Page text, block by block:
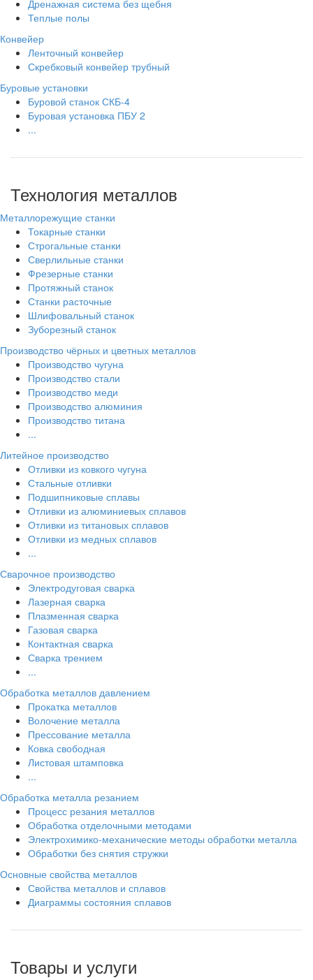
Дренажная система без щебня
Теплые полы
Конвейер
Ленточный конвейер
Скребковый конвейер трубный
Буровые установки
Буровой станок СКБ-4
Буровая установка ПБУ 2
...
Технология металлов
Металлорежущие станки
Токарные станки
Строгальные станки
Сверлильные станки
Фрезерные станки
Протяжный станок
Станки расточные
Шлифовальный станок
Зуборезный станок
Производство чёрных и цветных металлов
Производство чугуна
Производство стали
Производство меди
Производство алюминия
Производство титана
...
Литейное производство
Отливки из ковкого чугуна
Стальные отливки
Подшипниковые сплавы
Отливки из алюминиевых сплавов
Отливки из титановых сплавов
Отливки из медных сплавов
...
Сварочное производство
Электродуговая сварка
Лазерная сварка
Плазменная сварка
Газовая сварка
Контактная сварка
Сварка трением
...
Обработка металлов давлением
Прокатка металлов
Волочение металла
Прессование металла
Ковка свободная
Листовая штамповка
...
Обработка металла резанием
Процесс резания металлов
Обработка отделочными методами
Электрохимико-механические методы обработки металла
Обработки без снятия стружки
Основные свойства металлов
Свойства металлов и сплавов
Диаграммы состояния сплавов
Товары и услуги